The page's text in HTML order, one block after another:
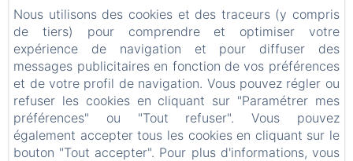
MAS DE LA LANCE
Mentions légales
Plan de Blacon, Roche-Saint-Secret-Béconne, 26770,
France
contact@masdelalance.com
+33623898037
+33475539866
Nous utilisons des cookies et des traceurs (y compris
de tiers) pour comprendre et optimiser votre
expérience de navigation et pour diffuser des
messages publicitaires en fonction de vos préférences
et de votre profil de navigation. Vous pouvez régler ou
refuser les cookies en cliquant sur "Paramétrer mes
préférences" ou "Tout refuser". Vous pouvez
également accepter tous les cookies en cliquant sur le
bouton "Tout accepter". Pour plus d'informations, vous